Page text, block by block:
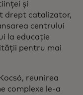
și
drept catalizator,
centrului
la educație
pentru mai
reunirea
complexe le-a